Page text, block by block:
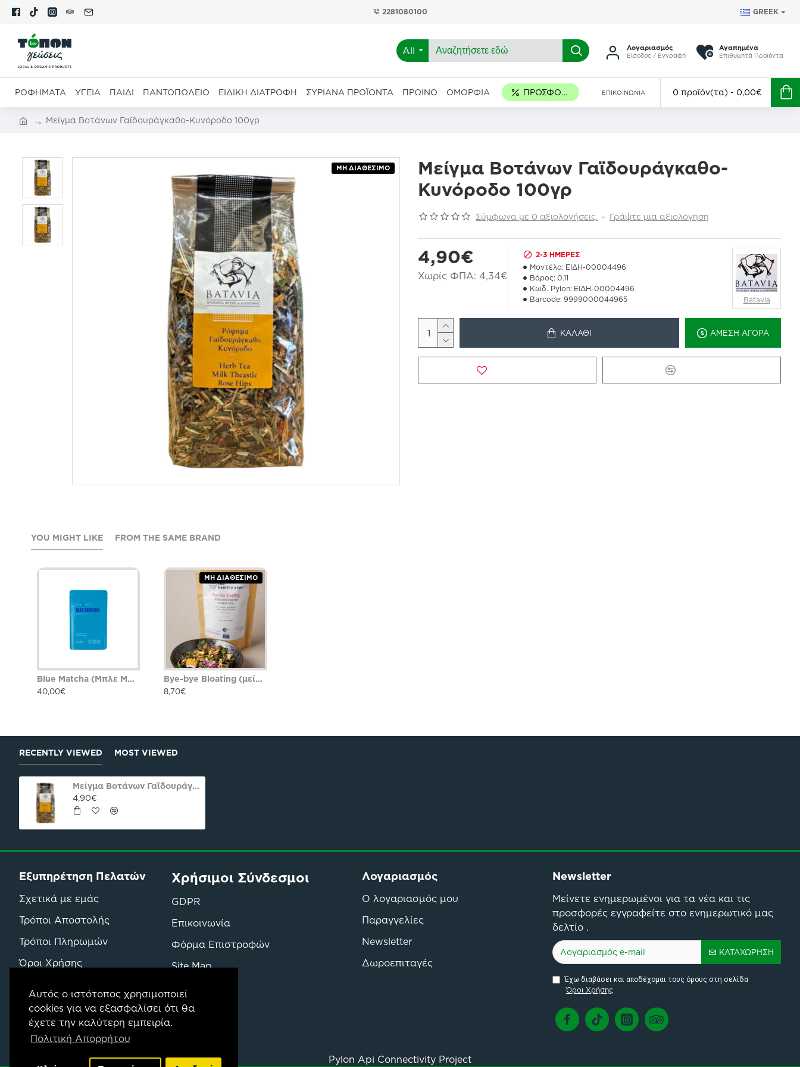
Αυτός ο ιστότοπος χρησιμοποιεί
cookies για να εξασφαλίσει ότι θα
έχετε την καλύτερη εμπειρία.
Πολιτική Απορρήτου
2281080100 GREEK
All Λογαριασμός
Είσοδος / Εγγραφή
Αγαπημένα
Επιθυμητά Προϊόντα
ΡΟΦΉΜΑΤΑ ΥΓΕΊΑ ΠΑΙΔΊ ΠΑΝΤΟΠΩΛΕΊΟ ΕΙΔΙΚΉ ΔΙΑΤΡΟΦΉ ΣΥΡΙΑΝΆ ΠΡΟΪΌΝΤΑ ΠΡΩΙΝΌ ΟΜΟΡΦΙΆ ΠΡΟΣΦΟΡΈΣ ΕΠΙΚΟΙΝΩΝΊΑ 0 προϊόν(τα) - 0,00€
Μείγμα Βοτάνων Γαϊδουράγκαθο-Κυνόροδο 100γρ
ΜΗ ΔΙΑΘΈΣΙΜΟ
Μείγμα Βοτάνων Γαϊδουράγκαθο-
Κυνόροδο 100γρ
Σύμφωνα με 0 αξιολογήσεις. - Γράψτε μια αξιολόγηση
4,90€
Χωρίς ΦΠΑ: 4,34€
2-3 ΗΜΈΡΕΣ
Μοντέλο: ΕΙΔΗ-00004496
Βάρος: 0.11
Κωδ. Pylon: ΕΙΔΗ-00004496
Barcode: 9999000044965 Batavia
ΚΑΛΆΘΙ ΆΜΕΣΗ ΑΓΟΡΆ
YOU MIGHT LIKE FROM THE SAME BRAND
Blue Matcha (Μπλε Μάτσα) Blue Matcha 70g
40,00€
ΜΗ ΔΙΑΘΈΣΙΜΟ
Bye-bye Bloating (μείγμα βοτάνων κατά του πρηξίματος) 30γρ
8,70€
RECENTLY VIEWED MOST VIEWED
Μείγμα Βοτάνων Γαϊδουράγκαθο-Κυνόροδο 100γρ
4,90€
Εξυπηρέτηση Πελατών
Σχετικά με εμάς
Τρόποι Αποστολής
Τρόποι Πληρωμών
Όροι Χρήσης
Χρήσιμοι Σύνδεσμοι
GDPR
Επικοινωνία
Φόρμα Επιστροφών
Site Map
Μάρκες
Λογαριασμός
Ο λογαριασμός μου
Παραγγελίες
Newsletter
Δωροεπιταγές
Newsletter
Μείνετε ενημερωμένοι για τα νέα και τις
προσφορές εγγραφείτε στο ενημερωτικό μας
δελτίο .
ΚΑΤΑΧΏΡΗΣΗ
Έχω διαβάσει και αποδέχομαι τους όρους στη σελίδα
Όροι Χρήσης
Pylon Api Connectivity Project